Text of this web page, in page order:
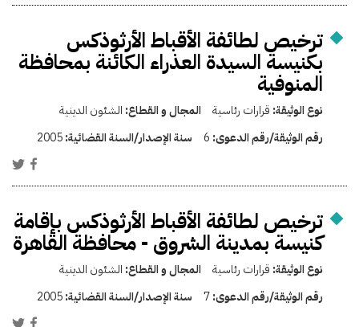
ترخيص لطائفة الأقباط الأرثوذكس
بكنيسة السيدة العذراء الكائنة بمحافظة
المنوفية
نوع الوثيقة: قرارات رئاسية المجال و القطاع: الشئون الدينية
رقم الوثيقة/رقم الدعوى: 6 سنة الإصدار/السنة القضائية:2005
ترخيص لطائفة الأقباط الأرثوذكس بإقامة
كنيسة بمدينة الشروق - محافظة القاهرة
نوع الوثيقة: قرارات رئاسية المجال و القطاع: الشئون الدينية
رقم الوثيقة/رقم الدعوى:7 سنة الإصدار/السنة القضائية:2005